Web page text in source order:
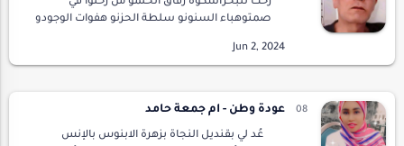
رحت للبحرأشكوه رفاق الحلمو من رحلوا في
صمتوهباء السنونو سلطة الحزنو هفوات الوجودو
أسباب البقاءرحت للبحرأشكوه من خانواو من
عودة وطن - ام جمعة حامد
عُد لي بقنديل النجاة بزهرة الابنوس بالإنس